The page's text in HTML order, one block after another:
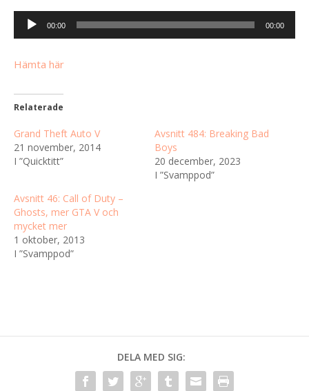
j
d
p
l
a
00:00 00:00
Hämta här
Relaterade
Grand Theft Auto V
21 november, 2014
I ”Quicktitt”
Avsnitt 484: Breaking Bad
Boys
20 december, 2023
I ”Svamppod”
Avsnitt 46: Call of Duty –
Ghosts, mer GTA V och
mycket mer
1 oktober, 2013
I ”Svamppod”
DELA MED SIG: